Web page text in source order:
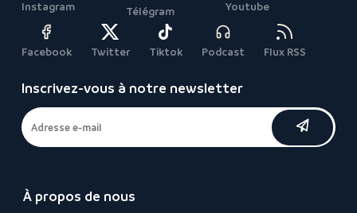
Instagram Télégram Youtube
Facebook Twitter Tiktok Podcast Flux RSS
Inscrivez-vous à notre newsletter
À propos de nous